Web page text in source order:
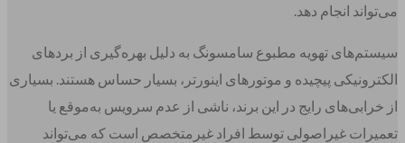
می‌تواند انجام دهد.
سیستم‌های تهویه مطبوع سامسونگ به دلیل بهره‌گیری از بردهای
الکترونیکی پیچیده و موتورهای اینورتر، بسیار حساس هستند. بسیاری
از خرابی‌های رایج در این برند، ناشی از عدم سرویس به‌موقع یا
تعمیرات غیراصولی توسط افراد غیرمتخصص است که می‌تواند